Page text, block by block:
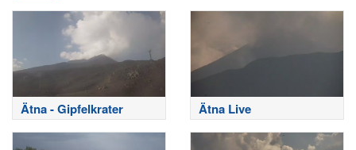
Ätna - Gipfelkrater Ätna Live